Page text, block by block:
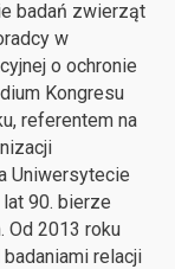
badań zwierząt
w
o ochronie
Kongresu
referentem na
Uniwersytecie
90. bierze
Od 2013 roku
relacji